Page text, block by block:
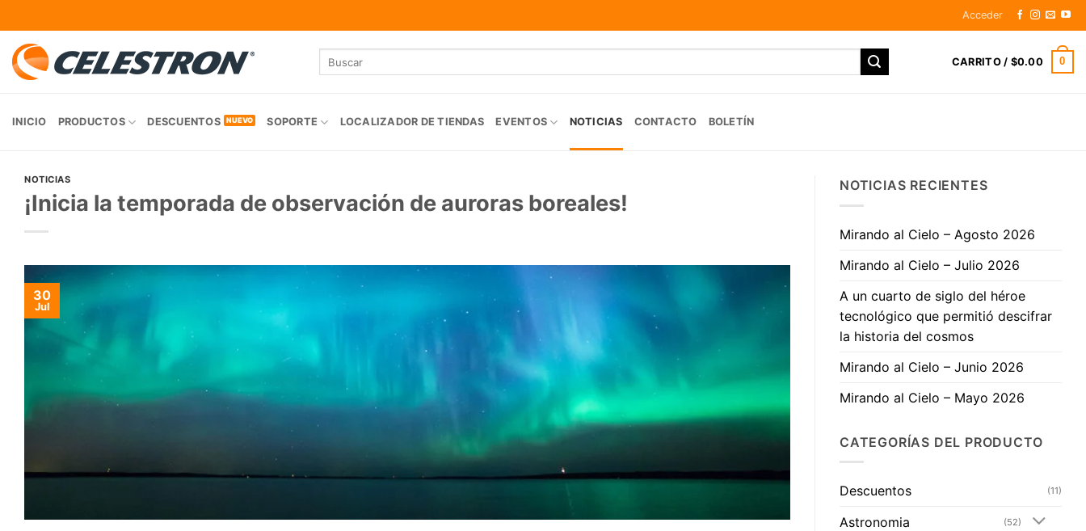
to
content
Acceder
CARRITO / $0.00 0
INICIO PRODUCTOS DESCUENTOS SOPORTE LOCALIZADOR DE TIENDAS EVENTOS NOTICIAS CONTACTO BOLETÍN
NOTICIAS
¡Inicia la temporada de observación de auroras boreales!
30
Jul
NOTICIAS RECIENTES
Mirando al Cielo – Agosto 2026
Mirando al Cielo – Julio 2026
A un cuarto de siglo del héroe
tecnológico que permitió descifrar
la historia del cosmos
Mirando al Cielo – Junio 2026
Mirando al Cielo – Mayo 2026
CATEGORÍAS DEL PRODUCTO
Descuentos (11)
Astronomia (52)